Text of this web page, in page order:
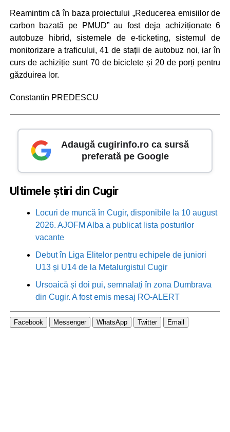
Reamintim că în baza proiectului „Reducerea emisiilor de
carbon bazată pe PMUD” au fost deja achiziționate 6
autobuze hibrid, sistemele de e-ticketing, sistemul de
monitorizare a traficului, 41 de stații de autobuz noi, iar în
curs de achiziție sunt 70 de biciclete și 20 de porți pentru
găzduirea lor.
Constantin PREDESCU
Adaugă cugirinfo.ro ca sursă
preferată pe Google
Ultimele știri din Cugir
Locuri de muncă în Cugir, disponibile la 10 august
2026. AJOFM Alba a publicat lista posturilor
vacante
Debut în Liga Elitelor pentru echipele de juniori
U13 și U14 de la Metalurgistul Cugir
Ursoaică și doi pui, semnalați în zona Dumbrava
din Cugir. A fost emis mesaj RO-ALERT
Facebook Messenger WhatsApp Twitter Email